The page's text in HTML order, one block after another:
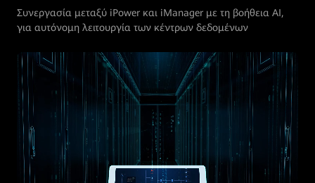
Συνεργασία μεταξύ iPower και iManager με τη βοήθεια AI,
για αυτόνομη λειτουργία των κέντρων δεδομένων